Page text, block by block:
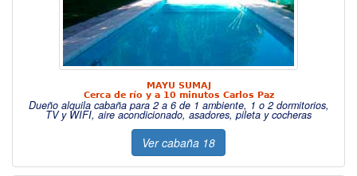
MAYU SUMAJ
Cerca de río y a 10 minutos Carlos Paz
Dueño alquila cabaña para 2 a 6 de 1 ambiente, 1 o 2 dormitorios,
TV y WIFI, aire acondicionado, asadores, pileta y cocheras
Ver cabaña 18